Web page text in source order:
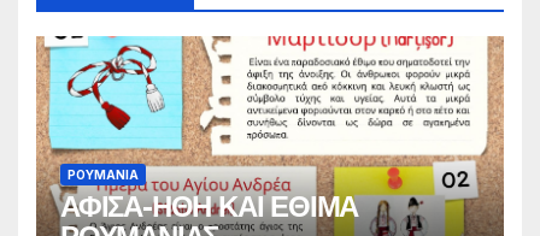
ΡΟΥΜΑΝΙΑ
ΑΦΙΣΑ-ΗΘΗ ΚΑΙ ΕΘΙΜΑ